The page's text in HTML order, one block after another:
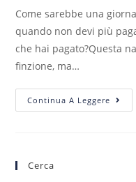
Come sarebbe una
quando non devi più
che hai pagato?Questa
finzione, ma…
Continua A Leggere
Cerca